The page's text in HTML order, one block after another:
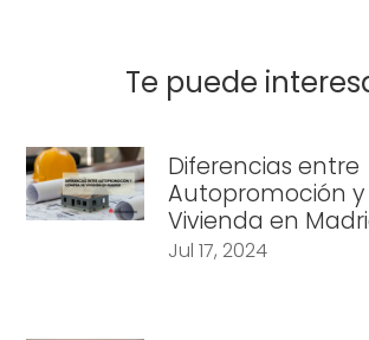
Te puede
Diferencias entre
Autopromoción
Vivienda en
Jul 17, 2024